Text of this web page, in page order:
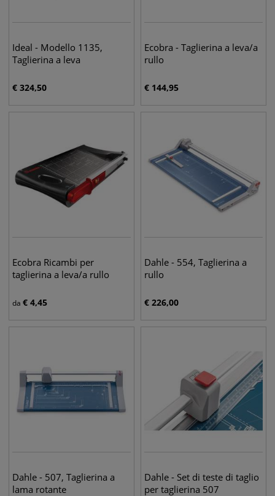
Ideal - Modello 1135,
Taglierina a leva
€ 324,50
Ecobra - Taglierina a leva/a
rullo
€ 144,95
Ecobra Ricambi per
taglierina a leva/a rullo
da € 4,45
Dahle - 554, Taglierina a
rullo
€ 226,00
Dahle - 507, Taglierina a
lama rotante
Dahle - Set di teste di taglio
per taglierina 507